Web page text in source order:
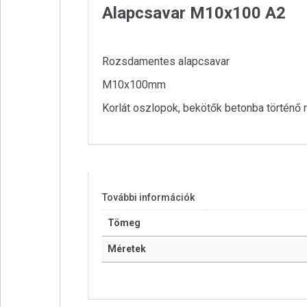
Alapcsavar M10x100 A2
Rozsdamentes alapcsavar
M10x100mm
Korlát oszlopok, bekötők betonba történő
További információk
Tömeg
Méretek